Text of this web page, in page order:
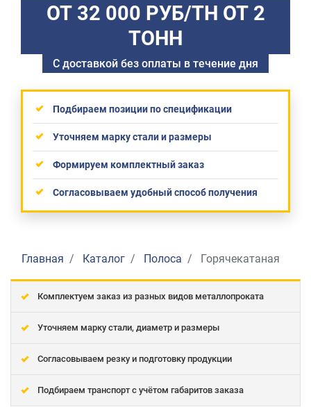
ОТ 32 000 РУБ/ТН ОТ 2
ТОНН
С доставкой без оплаты в течение дня
Подбираем позиции по спецификации
Уточняем марку стали и размеры
Формируем комплектный заказ
Согласовываем удобный способ получения
Главная Каталог Полоса Горячекатаная
Комплектуем заказ из разных видов металлопроката
Уточняем марку стали, диаметр и размеры
Согласовываем резку и подготовку продукции
Подбираем транспорт с учётом габаритов заказа